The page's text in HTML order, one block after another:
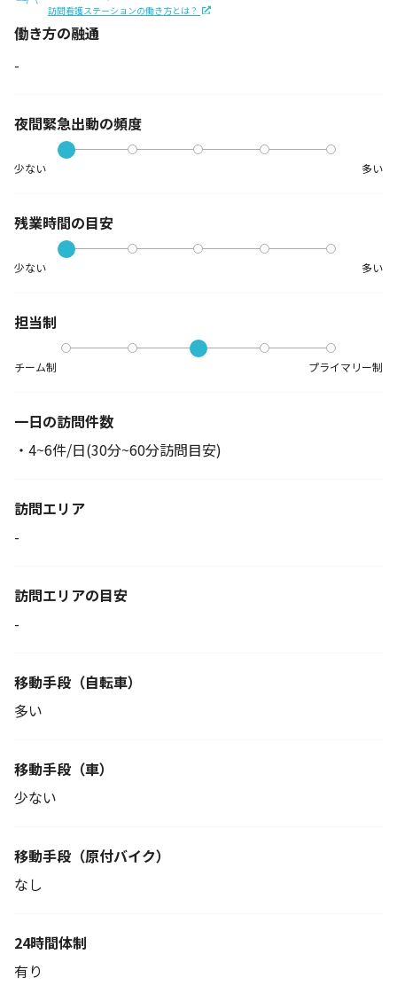
訪問看護ステーションの働き方とは？
働き方の融通
-
夜間緊急出動の頻度
少ない 多い
残業時間の目安
少ない 多い
担当制
チーム制 プライマリー制
一日の訪問件数
・4~6件/日(30分~60分訪問目安)
訪問エリア
-
訪問エリアの目安
-
移動手段 （自転車）
多い
移動手段（車）
少ない
移動手段 （原付バイク）
なし
24時間体制
有り